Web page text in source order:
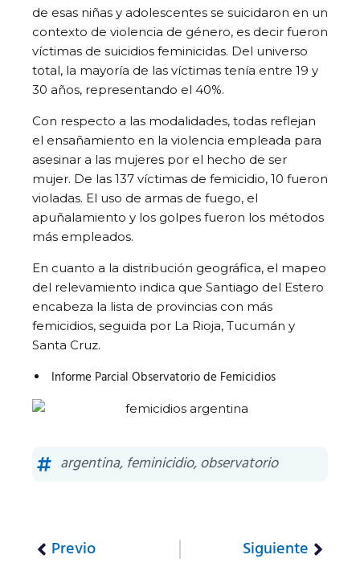
de esas niñas y adolescentes se suicidaron en un
contexto de violencia de género, es decir fueron
víctimas de suicidios feminicidas. Del universo
total, la mayoría de las víctimas tenía entre 19 y
30 años, representando el 40%.
Con respecto a las modalidades, todas reflejan
el ensañamiento en la violencia empleada para
asesinar a las mujeres por el hecho de ser
mujer. De las 137 víctimas de femicidio, 10 fueron
violadas. El uso de armas de fuego, el
apuñalamiento y los golpes fueron los métodos
más empleados.
En cuanto a la distribución geográfica, el mapeo
del relevamiento indica que Santiago del Estero
encabeza la lista de provincias con más
femicidios, seguida por La Rioja, Tucumán y
Santa Cruz.
Informe Parcial Observatorio de Femicidios
argentina, feminicidio,observatorio
Previo Siguiente